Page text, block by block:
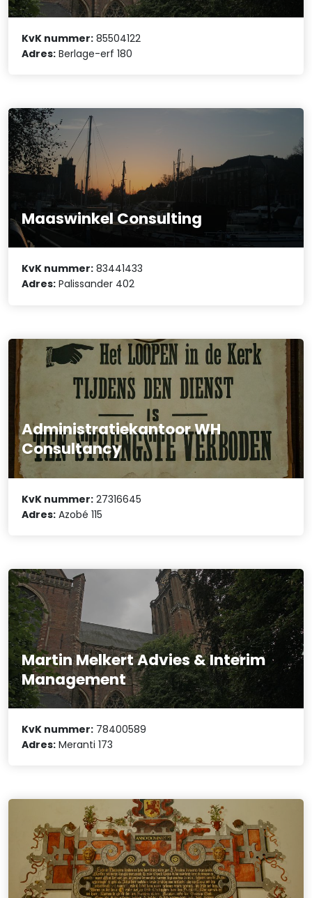
KvK nummer: 85504122
Adres: Berlage-erf 180
Maaswinkel Consulting
KvK nummer: 83441433
Adres: Palissander 402
Administratiekantoor WH
Consultancy
KvK nummer: 27316645
Adres: Azobé 115
Martin Melkert Advies & Interim
Management
KvK nummer: 78400589
Adres: Meranti 173